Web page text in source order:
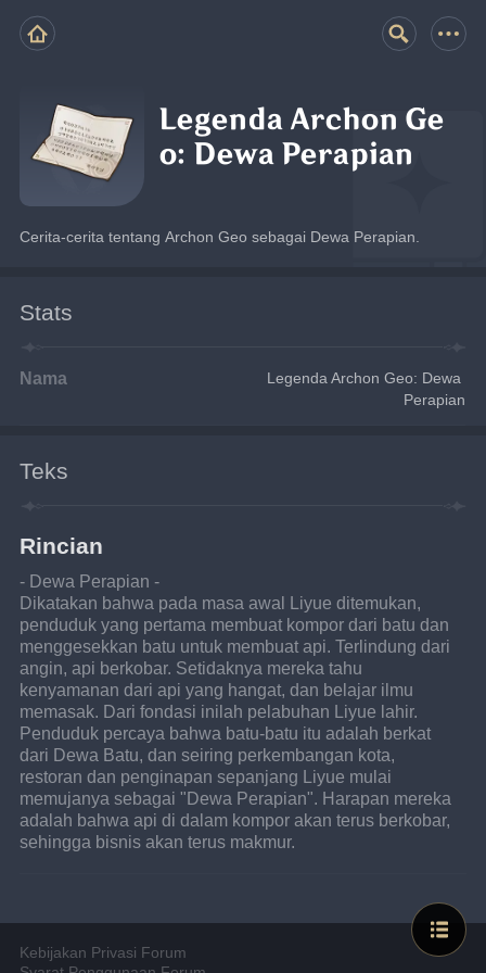
Legenda Archon Ge
o: Dewa Perapian
Cerita-cerita tentang Archon Geo sebagai Dewa Perapian.
Stats
Nama
Legenda Archon Geo: Dewa
Perapian
Teks
Rincian
- Dewa Perapian -
Dikatakan bahwa pada masa awal Liyue ditemukan,
penduduk yang pertama membuat kompor dari batu dan
menggesekkan batu untuk membuat api. Terlindung dari
angin, api berkobar. Setidaknya mereka tahu
kenyamanan dari api yang hangat, dan belajar ilmu
memasak. Dari fondasi inilah pelabuhan Liyue lahir.
Penduduk percaya bahwa batu-batu itu adalah berkat
dari Dewa Batu, dan seiring perkembangan kota,
restoran dan penginapan sepanjang Liyue mulai
memujanya sebagai "Dewa Perapian". Harapan mereka
adalah bahwa api di dalam kompor akan terus berkobar,
sehingga bisnis akan terus makmur.
Kebijakan Privasi Forum